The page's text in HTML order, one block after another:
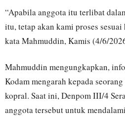
“Apabila anggota itu terlibat
itu, tetap akan kami proses
kata Mahmuddin, Kamis (4/6/
Mahmuddin mengungkapkan,
Kodam mengarah kepada
kopral. Saat ini, Denpom III/4
anggota tersebut untuk